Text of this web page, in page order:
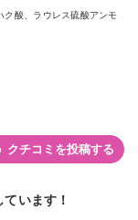
ク酸、ラウレス硫酸アンモ
クチコミを投稿する
います！